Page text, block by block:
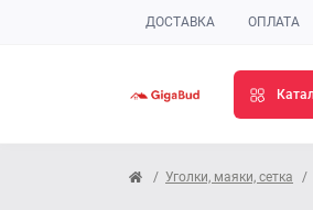
ДОСТАВКА ОПЛАТА
Уголки, маяки, сетка